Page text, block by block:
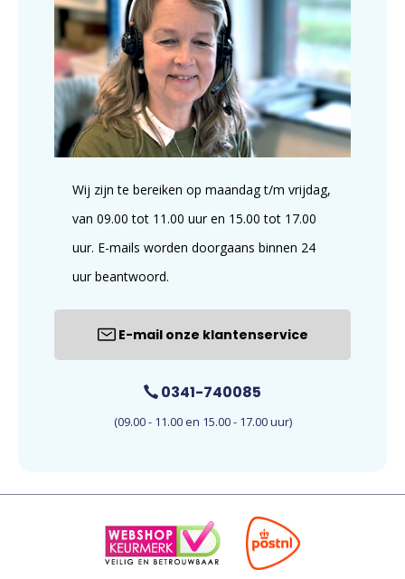
Wij zijn te bereiken op maandag t/m vrijdag,
van 09.00 tot 11.00 uur en 15.00 tot 17.00
uur. E-mails worden doorgaans binnen 24
uur beantwoord.
E-mail onze klantenservice
0341-740085
(09.00 - 11.00 en 15.00 - 17.00 uur)